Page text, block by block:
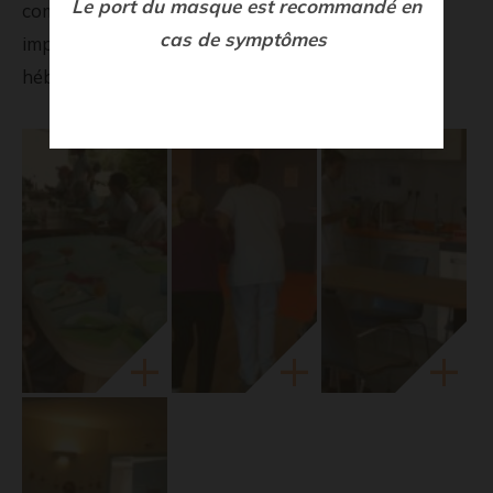
comportement et/ou d’une déambulation
importante, empêchant un maintien en
hébergement traditionnel.
Le port du masque est recommandé en
cas de symptômes